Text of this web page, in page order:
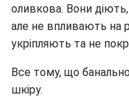
оливкова. Вони
але не впливають на
укріпляють та не
Все тому, що
шкіру.